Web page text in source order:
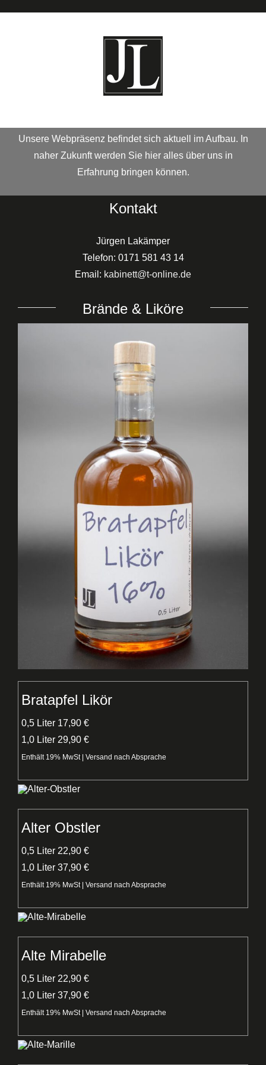
Unsere Webpräsenz befindet sich aktuell im Aufbau. In
naher Zukunft werden Sie hier alles über uns in
Erfahrung bringen können.
Kontakt
Jürgen Lakämper
Telefon: 0171 581 43 14
Email: kabinett@t-online.de
Brände & Liköre
Bratapfel Likör
0,5 Liter 17,90 €
1,0 Liter 29,90 €
Enthält 19% MwSt | Versand nach Absprache
Alter Obstler
0,5 Liter 22,90 €
1,0 Liter 37,90 €
Enthält 19% MwSt | Versand nach Absprache
Alte Mirabelle
0,5 Liter 22,90 €
1,0 Liter 37,90 €
Enthält 19% MwSt | Versand nach Absprache